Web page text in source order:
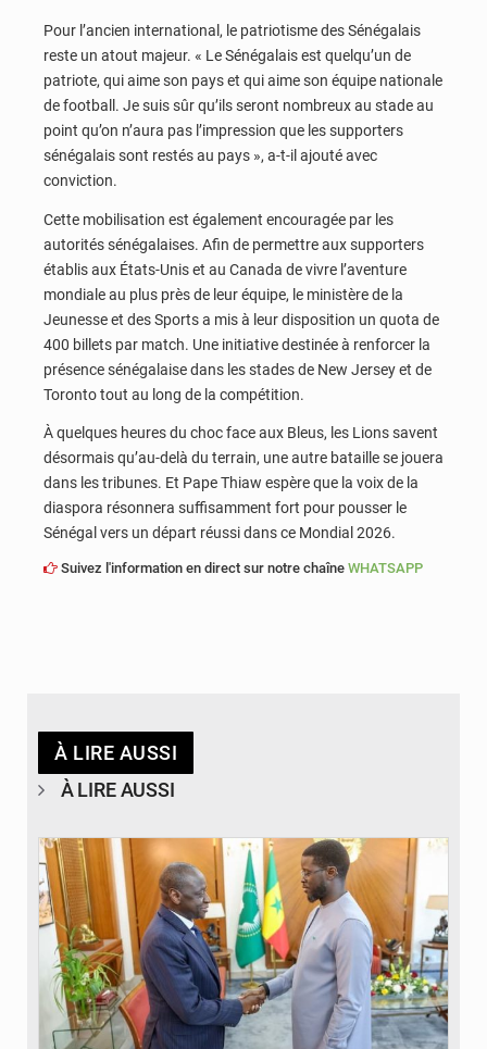
Pour l’ancien international, le patriotisme des Sénégalais
reste un atout majeur. « Le Sénégalais est quelqu’un de
patriote, qui aime son pays et qui aime son équipe nationale
de football. Je suis sûr qu’ils seront nombreux au stade au
point qu’on n’aura pas l’impression que les supporters
sénégalais sont restés au pays », a-t-il ajouté avec
conviction.
Cette mobilisation est également encouragée par les
autorités sénégalaises. Afin de permettre aux supporters
établis aux États-Unis et au Canada de vivre l’aventure
mondiale au plus près de leur équipe, le ministère de la
Jeunesse et des Sports a mis à leur disposition un quota de
400 billets par match. Une initiative destinée à renforcer la
présence sénégalaise dans les stades de New Jersey et de
Toronto tout au long de la compétition.
À quelques heures du choc face aux Bleus, les Lions savent
désormais qu’au-delà du terrain, une autre bataille se jouera
dans les tribunes. Et Pape Thiaw espère que la voix de la
diaspora résonnera suffisamment fort pour pousser le
Sénégal vers un départ réussi dans ce Mondial 2026.
Suivez l'information en direct sur notre chaîne WHATSAPP
À LIRE AUSSI
À LIRE AUSSI